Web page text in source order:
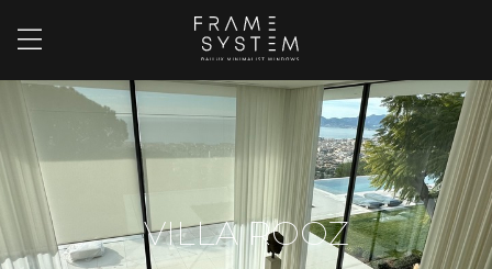
VILLA ROOZ